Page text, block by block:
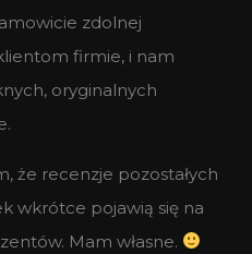
zdolnej
firmie, i nam
oryginalnych
że recenzje pozostałych
wkrótce pojawią się na
Mam własne.